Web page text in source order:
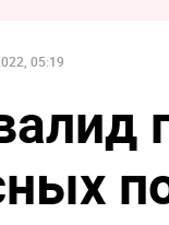
05:19